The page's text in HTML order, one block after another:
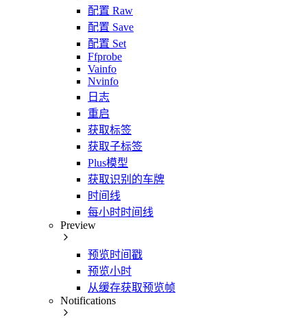
配置 Raw
配置 Save
配置 Set
Ffprobe
Vainfo
Nvinfo
日志
重启
获取标签
获取子标签
Plus模型
获取识别的车牌
时间线
每小时时间线
Preview
预览时间戳
预览小时
从缓存获取预览帧
Notifications